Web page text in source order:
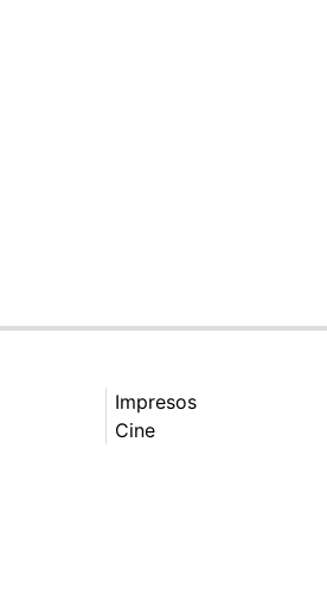
Impresos
Cine